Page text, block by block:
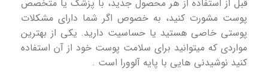
قبل از استفاده از هر محصول جدید، با پزشک یا متخصص
پوست مشورت کنید، به خصوص اگر شما دارای مشکلات
پوستی خاصی هستید یا حساسیت دارید. یکی از بهترین
مواردی که میتوانید برای سلامت پوست خود از آن استفاده
کنید نوشیدنی هایی با پایه آلوورا است .